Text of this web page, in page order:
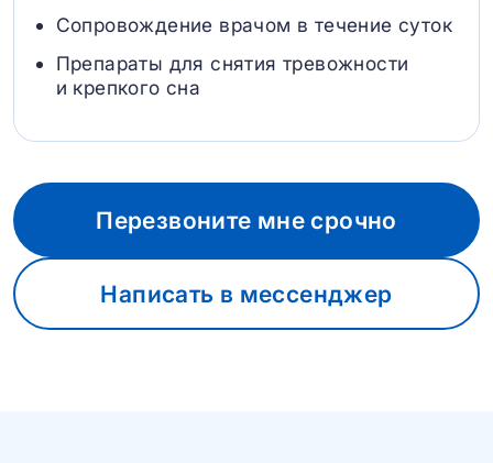
Сопровождение врачом в течение суток
Препараты для снятия тревожности
и крепкого сна
Перезвоните мне срочно
Написать в мессенджер